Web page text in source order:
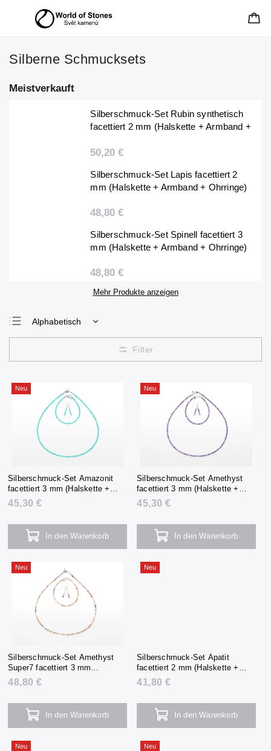
Silberne Schmucksets
Meistverkauft
Silberschmuck-Set Rubin synthetisch
facettiert 2 mm (Halskette + Armband +
50,20 €
Silberschmuck-Set Lapis facettiert 2
mm (Halskette + Armband + Ohrringe)
48,80 €
Silberschmuck-Set Spinell facettiert 3
mm (Halskette + Armband + Ohrringe)
48,80 €
Mehr Produkte anzeigen
Alphabetisch
Günstigste
Teuerste
Neu
Silberschmuck-Set Amazonit
facettiert 3 mm (Halskette +
Armband + Ohrringe)
45,30 €
In den Warenkorb
Neu
Silberschmuck-Set Amethyst
facettiert 3 mm (Halskette +
Armband + Ohrringe)
45,30 €
In den Warenkorb
Neu
Silberschmuck-Set Amethyst
Super7 facettiert 3 mm
(Halskette + Armband +
Ohrringe)
48,80 €
In den Warenkorb
Neu
Silberschmuck-Set Apatit
facettiert 2 mm (Halskette +
Armband + Ohrringe)
41,80 €
In den Warenkorb
Neu Neu